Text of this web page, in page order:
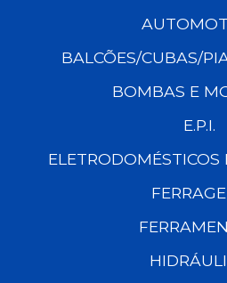
BALCÕES/CUBAS/
BOMBAS E
E.P.I.
ELETRODOMÉSTICOS